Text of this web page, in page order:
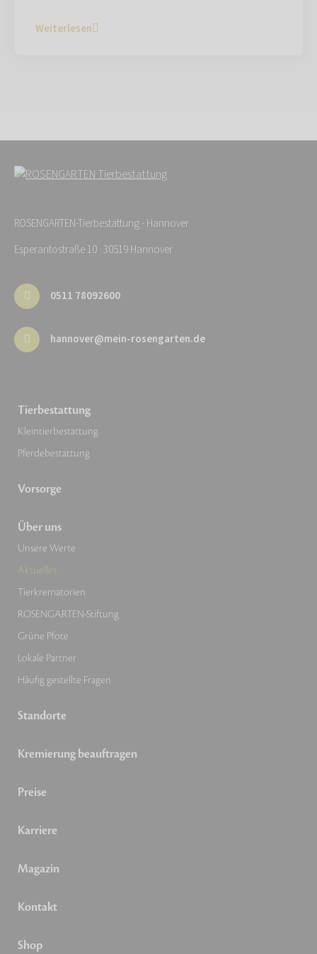
Weiterlesen
ROSENGARTEN-Tierbestattung - Hannover
Esperantostraße 10 · 30519 Hannover
0511 78092600
hannover@mein-rosengarten.de
Tierbestattung
Kleintierbestattung
Pferdebestattung
Vorsorge
Über uns
Unsere Werte
Aktuelles
Tierkrematorien
ROSENGARTEN-Stiftung
Grüne Pfote
Lokale Partner
Häufig gestellte Fragen
Standorte
Kremierung beauftragen
Preise
Karriere
Magazin
Kontakt
Shop